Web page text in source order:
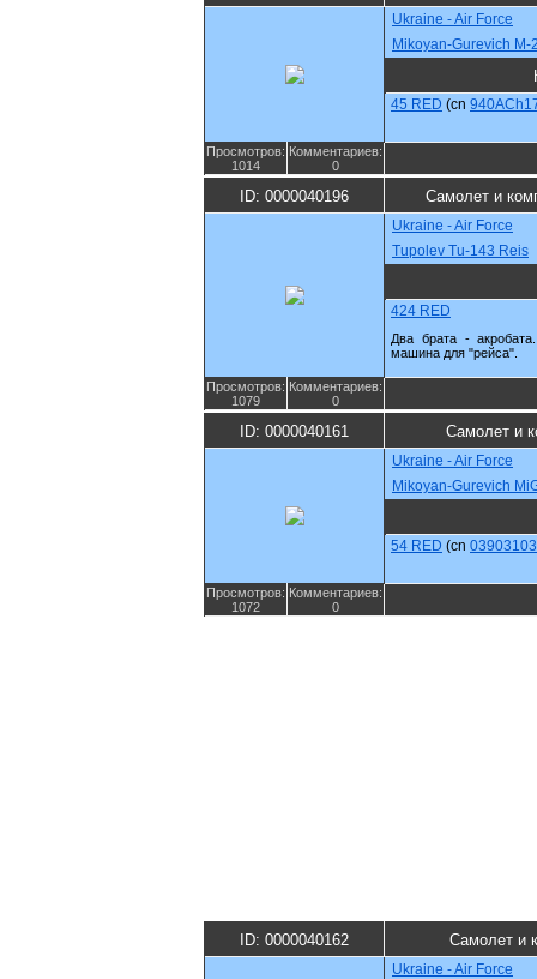
Ukraine - Air Force
Mikoyan-Gurevich M-
45 RED (cn
Просмотров:
1014
Комментариев:
0
ID: 0000040196 Самолет и
Ukraine - Air Force
Tupolev Tu-143 Reis
424 RED
Два брата -
машина для "рейса".
Просмотров:
1079
Комментариев:
0
ID: 0000040161 Самолет и
Ukraine - Air Force
Mikoyan-Gurevich
54 RED (cn
Просмотров:
1072
Комментариев:
0
ID: 0000040162 Самолет и
Ukraine - Air Force